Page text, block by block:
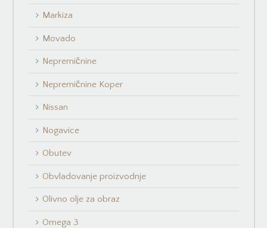
Markiza
Movado
Nepremičnine
Nepremičnine Koper
Nissan
Nogavice
Obutev
Obvladovanje proizvodnje
Olivno olje za obraz
Omega 3